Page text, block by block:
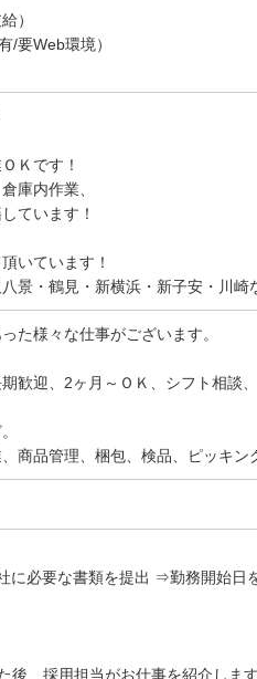
）
/要Web環境）
Ｋです！
庫内作業、
ています！
いています！
景・鶴見・新横浜・新子安・川崎
た様々な仕事がございます。
歓迎、2ヶ月～ＯＫ、シフト相談
商品管理、梱包、検品、ピッキン
に必要な書類を提出 ⇒勤務開始日
後、採用担当がお仕事を紹介しま